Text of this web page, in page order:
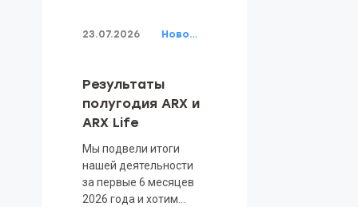
Новости
23.07.2026
Результаты
полугодия ARX и
ARX Life
Мы подвели итоги
нашей деятельности
за первые 6 месяцев
2026 года и хотим